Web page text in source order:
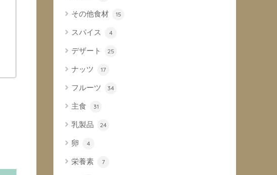
その他食材 15
スパイス 4
デザート 25
ナッツ 17
フルーツ 34
主食 31
乳製品 24
卵 4
栄養素 7